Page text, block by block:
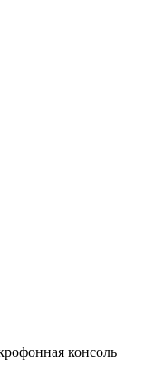
консоль